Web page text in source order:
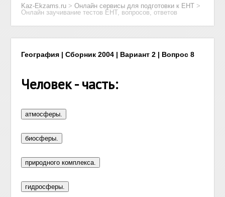
Kaz-Ekzams.ru >Онлайн сервисы для подготовки к ЕНТ >
Онлайн заучивание тестов ЕНТ, вопросов, ответов
География | Сборник 2004 | Вариант 2 | Вопрос 8
Человек - часть: